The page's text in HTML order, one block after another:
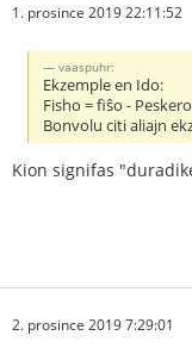
1. prosince 2019 22:11:52
vaaspuhr:
Ekzemple en Ido:
Fisho = fiŝo -
Bonvolu citi aliajn
Kion signifas
2. prosince 2019 7:29:01